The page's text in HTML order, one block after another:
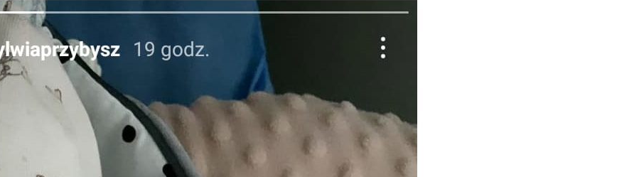
ten post na Instagramie.